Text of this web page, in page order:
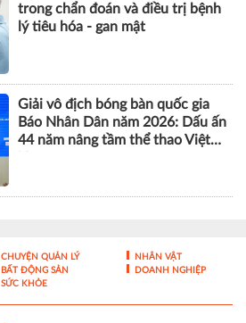
trong chẩn đoán và điều trị bệnh
lý tiêu hóa - gan mật
Giải vô địch bóng bàn quốc gia
Báo Nhân Dân năm 2026: Dấu ấn
44 năm nâng tầm thể thao Việt
CHUYỆN QUẢN LÝ
NHÂN VẬT
BẤT ĐỘNG SẢN
DOANH NGHIỆP
SỨC KHỎE